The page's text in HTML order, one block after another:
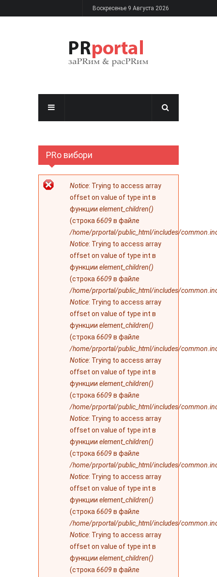
Перейти к основному содержаниюВоскресенье 9 Августа 2026
PRo вибори
Сообщение об
ошибке
Notice: Trying to access array
offset on value of type int в
функции element_children()
(строка 6609 в файле
/home/prportal/public_html/includes/
Notice: Trying to access array
offset on value of type int в
функции element_children()
(строка 6609 в файле
/home/prportal/public_html/includes/
Notice: Trying to access array
offset on value of type int в
функции element_children()
(строка 6609 в файле
/home/prportal/public_html/includes/
Notice: Trying to access array
offset on value of type int в
функции element_children()
(строка 6609 в файле
/home/prportal/public_html/includes/
Notice: Trying to access array
offset on value of type int в
функции element_children()
(строка 6609 в файле
/home/prportal/public_html/includes/
Notice: Trying to access array
offset on value of type int в
функции element_children()
(строка 6609 в файле
/home/prportal/public_html/includes/
Notice: Trying to access array
offset on value of type int в
функции element_children()
(строка 6609 в файле